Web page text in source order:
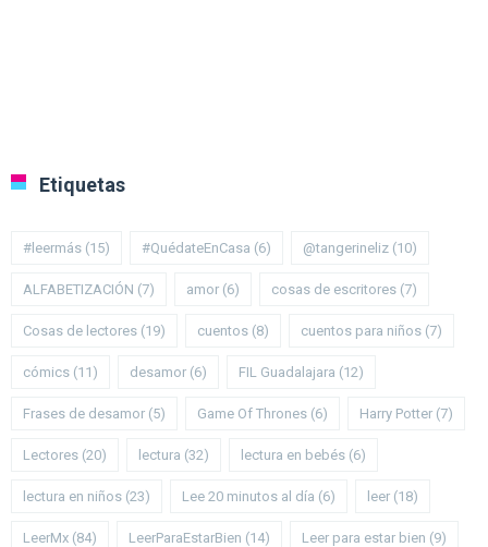
Etiquetas
#leermás (15) #QuédateEnCasa (6) @tangerineliz (10)
ALFABETIZACIÓN (7) amor (6) cosas de escritores (7)
Cosas de lectores (19) cuentos (8) cuentos para niños (7)
cómics (11) desamor (6) FIL Guadalajara (12)
Frases de desamor (5) Game Of Thrones (6) Harry Potter (7)
Lectores (20) lectura (32) lectura en bebés (6)
lectura en niños (23) Lee 20 minutos al día (6) leer (18)
LeerMx (84) LeerParaEstarBien (14) Leer para estar bien (9)